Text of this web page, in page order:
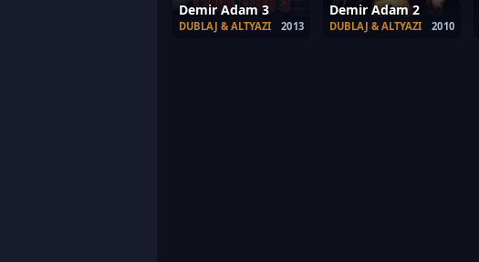
Demir Adam 3
2013
DUBLAJ & ALTYAZI
Demir Adam 2
2010
DUBLAJ & ALTYAZI